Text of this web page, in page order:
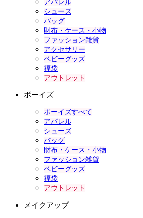
アパレル
シューズ
バッグ
財布・ケース・小物
ファッション雑貨
アクセサリー
ベビーグッズ
福袋
アウトレット
ボーイズ
ボーイズすべて
アパレル
シューズ
バッグ
財布・ケース・小物
ファッション雑貨
ベビーグッズ
福袋
アウトレット
メイクアップ